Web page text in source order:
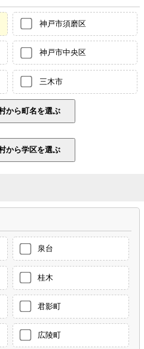
神戸市須磨区
神戸市中央区
三木市
泉台
桂木
君影町
広陵町